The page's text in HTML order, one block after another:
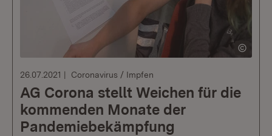
26.07.2021 Coronavirus / Impfen
AG Corona stellt Weichen für die
kommenden Monate der
Pandemiebekämpfung